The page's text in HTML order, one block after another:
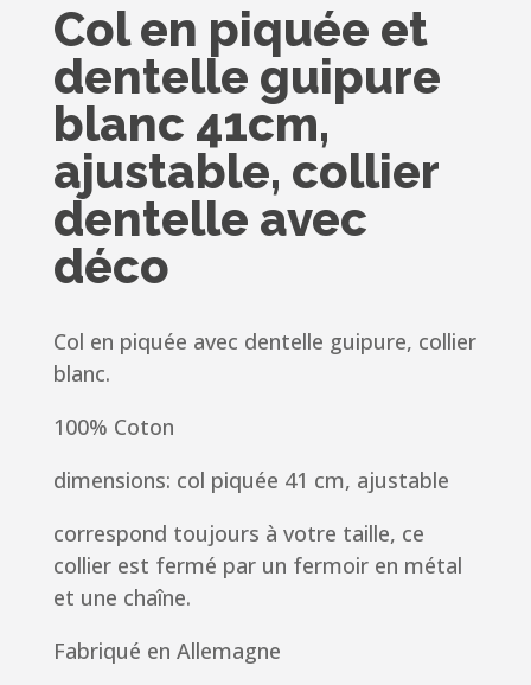
Col en piquée et
dentelle guipure
blanc 41cm,
ajustable, collier
dentelle avec
déco
Col en piquée avec dentelle guipure, collier
blanc.
100% Coton
dimensions: col piquée 41 cm, ajustable
correspond toujours à votre taille, ce
collier est fermé par un fermoir en métal
et une chaîne.
Fabriqué en Allemagne